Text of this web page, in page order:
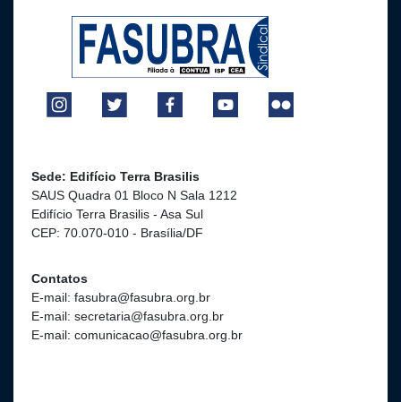
Sede: Edifício Terra Brasilis
SAUS Quadra 01 Bloco N Sala 1212
Edifício Terra Brasilis - Asa Sul
CEP: 70.070-010 - Brasília/DF
Contatos
E-mail: fasubra@fasubra.org.br
E-mail: secretaria@fasubra.org.br
E-mail: comunicacao@fasubra.org.br